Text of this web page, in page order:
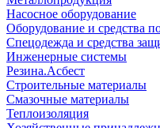
Насосное оборудование
Оборудование и средства
Спецодежда и средства
Инженерные системы
Резина.Асбест
Строительные материалы
Смазочные материалы
Теплоизоляция